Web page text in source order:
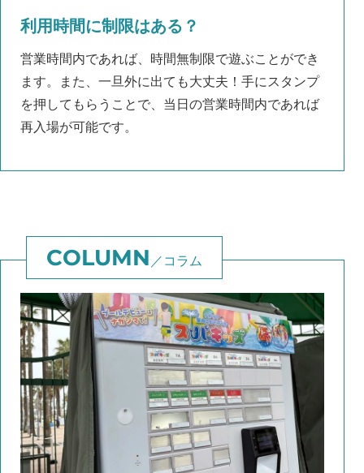
利用時間に制限はある？
営業時間内であれば、時間無制限で遊ぶことができ
ます。また、一旦外に出ても大丈夫！手にスタンプ
を押してもらうことで、当日の営業時間内であれば
再入場が可能です。
コラム